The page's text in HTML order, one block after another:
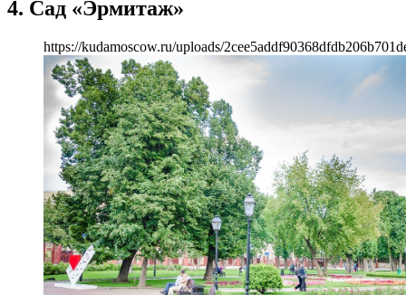
4. Сад «Эрмитаж»
https://kudamoscow.ru/uploads/